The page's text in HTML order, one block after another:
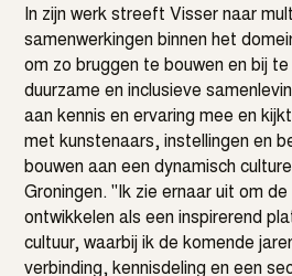
In zijn werk streeft Visser naar
samenwerkingen binnen het
om zo bruggen te bouwen en bij
duurzame en inclusieve
aan kennis en ervaring mee en
met kunstenaars, instellingen en
bouwen aan een dynamisch
Groningen. "Ik zie ernaar uit om
ontwikkelen als een inspirerend
cultuur, waarbij ik de komende
verbinding, kennisdeling en een